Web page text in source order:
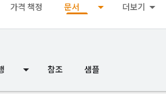
가격 책정 문서 더보기
참조 샘플